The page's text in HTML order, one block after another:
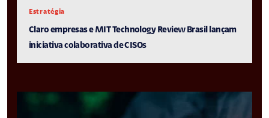
Estratégia
Claro empresas e MIT Technology Review Brasil lançam
iniciativa colaborativa de CISOs